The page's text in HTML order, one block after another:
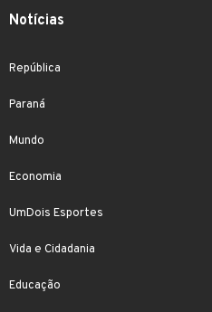
Notícias
República
Paraná
Mundo
Economia
UmDois Esportes
Vida e Cidadania
Educação